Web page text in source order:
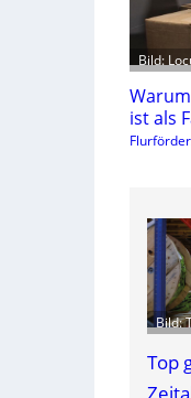
Bild:
ist als
Bild:
Top